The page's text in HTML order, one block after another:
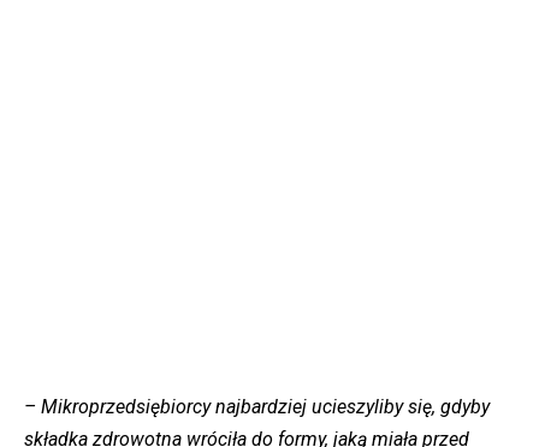
– Mikroprzedsiębiorcy najbardziej ucieszyliby się, gdyby
składka zdrowotna wróciła do formy, jaką miała przed